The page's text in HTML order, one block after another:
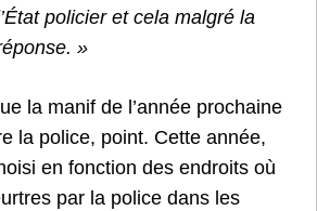
policier et cela malgré la
»
la manif de l’année prochaine
la police, point. Cette année,
en fonction des endroits où
par la police dans les